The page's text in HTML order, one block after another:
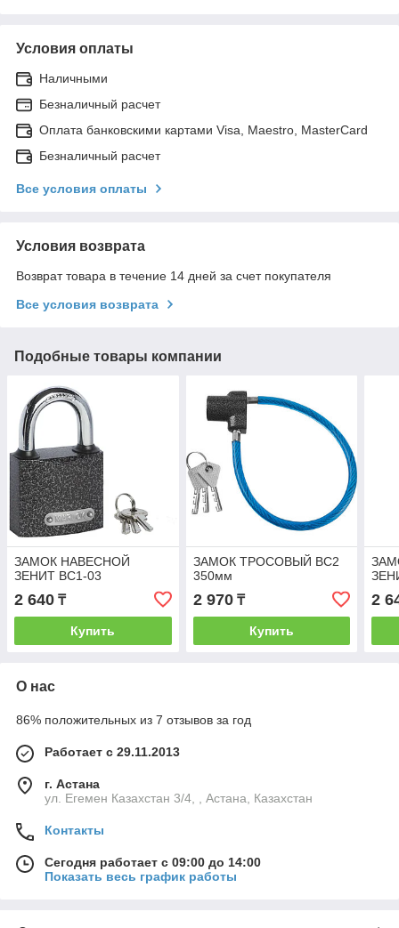
Условия оплаты
Наличными
Безналичный расчет
Оплата банковскими картами Visa, Maestro, MasterCard
Безналичный расчет
Все условия оплаты
Условия возврата
Возврат товара в течение 14 дней за счет покупателя
Все условия возврата
Подобные товары компании
ЗАМОК НАВЕСНОЙ
ЗЕНИТ ВС1-03
2 640 ₸
Купить
ЗАМОК ТРОСОВЫЙ ВС2
350мм
2 970₸
Купить
2
О нас
86% положительных из 7 отзывов за год
Работает с 29.11.2013
г. Астана
ул. Егемен Казахстан 3/4, , Астана, Казахстан
Контакты
Сегодня работает с 09:00 до 14:00
Показать весь график работы